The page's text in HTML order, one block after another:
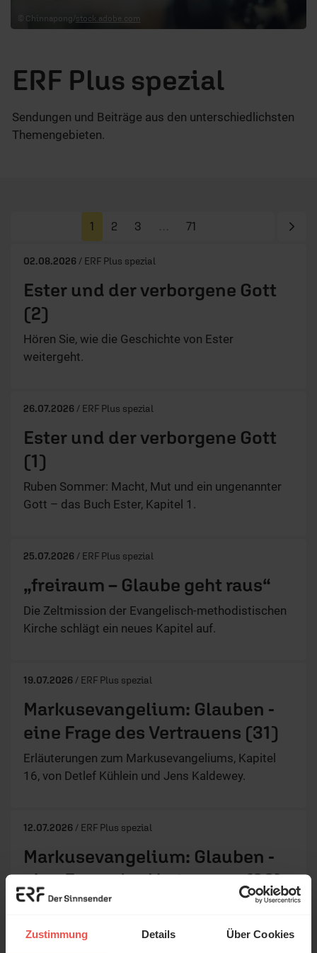
Zustimmung Details Über Cookies
© Chinnapong/stock.adobe.com
ERF Plus spezial
Sendungen und Beiträge aus den unterschiedlichsten
Themengebieten.
1 2 3 … 71
02.08.2026 / ERF Plus spezial
Ester und der verborgene Gott
(2)
Hören Sie, wie die Geschichte von Ester
weitergeht.
26.07.2026 / ERF Plus spezial
Ester und der verborgene Gott
(1)
Ruben Sommer: Macht, Mut und ein ungenannter
Gott – das Buch Ester, Kapitel 1.
25.07.2026 / ERF Plus spezial
„freiraum – Glaube geht raus“
Die Zeltmission der Evangelisch-methodistischen
Kirche schlägt ein neues Kapitel auf.
19.07.2026 / ERF Plus spezial
Markusevangelium: Glauben -
eine Frage des Vertrauens (31)
Erläuterungen zum Markusevangeliums, Kapitel
16, von Detlef Kühlein und Jens Kaldewey.
12.07.2026 / ERF Plus spezial
Markusevangelium: Glauben -
eine Frage des Vertrauens (30)
Erläuterungen von Dr. Simone Evers, Dave Brander